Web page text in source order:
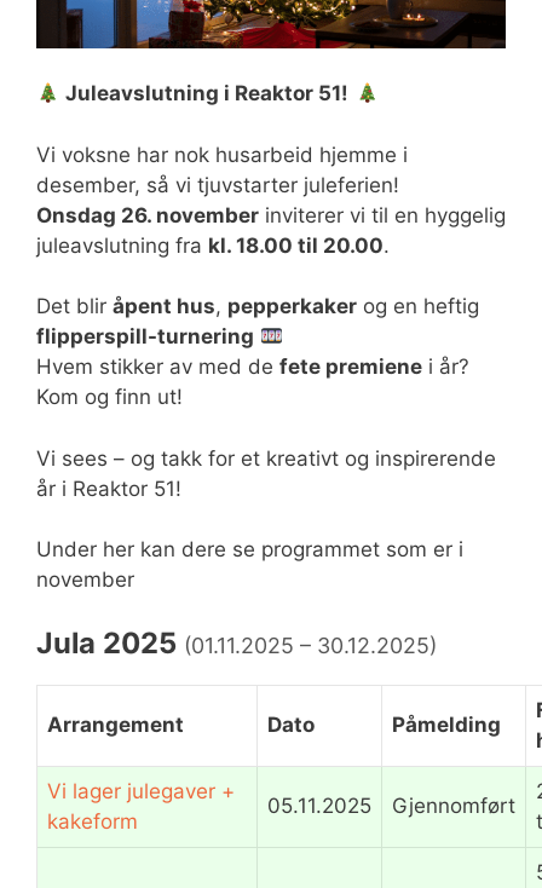
Juleavslutning i Reaktor 51!
Vi voksne har nok husarbeid hjemme i
desember, så vi tjuvstarter juleferien!
Onsdag 26. november inviterer vi til en hyggelig
juleavslutning fra kl. 18.00 til 20.00.
Det blir åpent hus, pepperkaker og en heftig
flipperspill-turnering
Hvem stikker av med de fete premiene i år?
Kom og finn ut!
Vi sees – og takk for et kreativt og inspirerende
år i Reaktor 51!
Under her kan dere se programmet som er i
november
Jula 2025 (01.11.2025 – 30.12.2025)
Arrangement Dato Påmelding
Vi lager julegaver +
kakeform
05.11.2025 Gjennomført